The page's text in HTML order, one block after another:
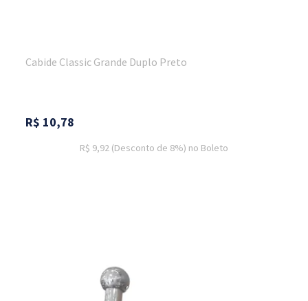
Cabide Classic Grande Duplo Preto
R$ 10,78
R$ 9,92 (Desconto de 8%) no Boleto